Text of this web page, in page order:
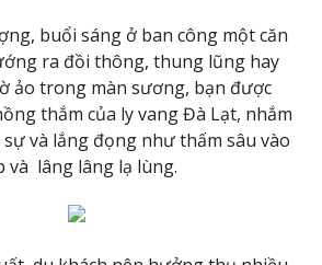
buổi sáng ở ban công một căn
ra đồi thông, thung lũng hay
ảo trong màn sương, bạn được
thắm của ly vang Đà Lạt, nhắm
và lắng đọng như thấm sâu vào
và lâng lâng lạ lùng.